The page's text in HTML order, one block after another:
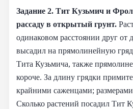
Задание 2. Тит Кузьмич и
рассаду в открытый грунт.
одинаковом расстоянии друг
высадил на прямолинейную
Тита Кузьмича, также
короче. За длину грядки
крайними саженцами;
Сколько растений посадил Тит